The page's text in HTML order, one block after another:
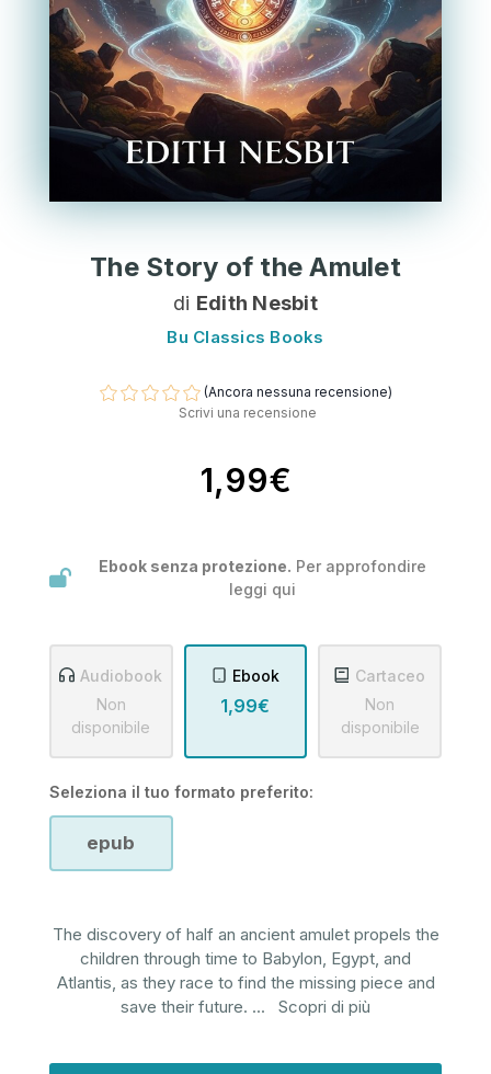
The Story of the Amulet
di Edith Nesbit
Bu Classics Books
(Ancora nessuna recensione)
Scrivi una recensione
1,99€
Ebook senza protezione. Per approfondire
leggi qui
Audiobook
Non
disponibile
Ebook
1,99€
Cartaceo
Non
disponibile
Seleziona il tuo formato preferito:
epub
The discovery of half an ancient amulet propels the
children through time to Babylon, Egypt, and
Atlantis, as they race to find the missing piece and
save their future. ... Scopri di più